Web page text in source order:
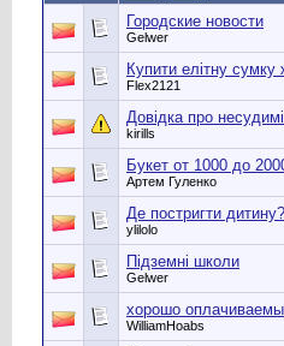
Городские новости
Gelwer
Купити елітну сумку
Flex2121
Довідка про
kirills
Букет от 1000 до
Артем Гуленко
Де постригти дитину?
ylilolo
Підземні школи
Gelwer
хорошо
WilliamHoabs